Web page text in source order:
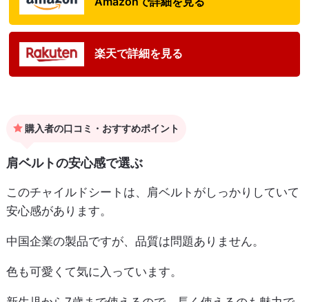
楽天で詳細を見る
購入者の口コミ・おすすめポイント
肩ベルトの安心感で選ぶ
このチャイルドシートは、肩ベルトがしっかりしていて
安心感があります。
中国企業の製品ですが、品質は問題ありません。
色も可愛くて気に入っています。